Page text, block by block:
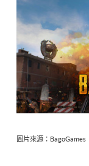
圖片來源：BagoGames